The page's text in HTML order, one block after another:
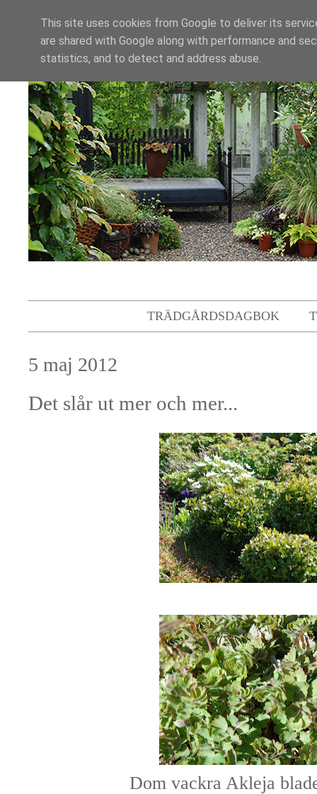
TRÄDGÅRDSDAGBOK
5 maj 2012
Det slår ut mer och mer...
Dom vackra Akleja
This site uses cookies from Google to deliver its
are shared with Google along with performance and
statistics, and to detect and address abuse.